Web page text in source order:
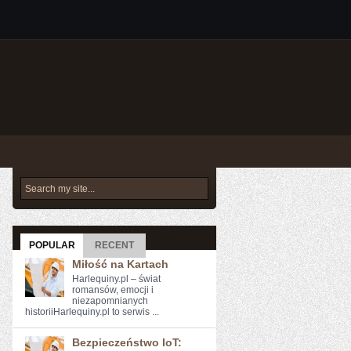
POPULAR RECENT
Miłość na Kartach
Harlequiny.pl – świat
romansów, emocji i
niezapomnianych
historiiHarlequiny.pl to serwis ...
Bezpieczeństwo IoT: